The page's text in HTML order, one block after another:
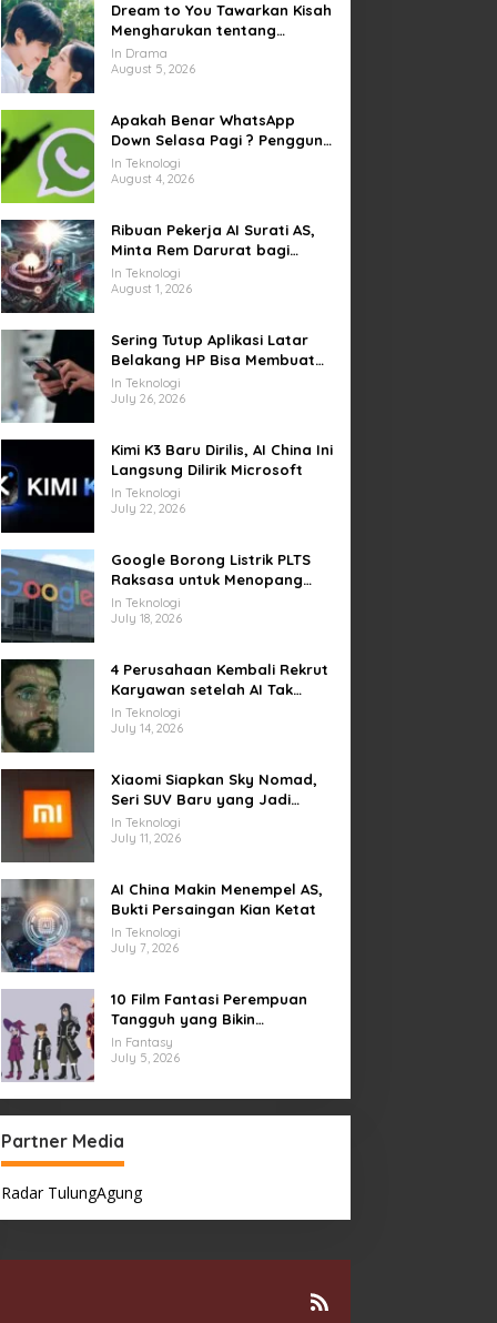
Dream to You Tawarkan Kisah
Mengharukan tentang
Perjuangan Meraih Mimpi
yang Sempat Tertunda
In Drama
August 5, 2026
Apakah Benar WhatsApp
Down Selasa Pagi ? Pengguna
Kesulitan Kirim Gambar dan
Video di Sejumlah Wilayah
In Teknologi
August 4, 2026
Ribuan Pekerja AI Surati AS,
Minta Rem Darurat bagi
Teknologi Canggih
In Teknologi
August 1, 2026
Sering Tutup Aplikasi Latar
Belakang HP Bisa Membuat
Baterai Lebih Boros
In Teknologi
July 26, 2026
Kimi K3 Baru Dirilis, AI China Ini
Langsung Dilirik Microsoft
In Teknologi
July 22, 2026
Google Borong Listrik PLTS
Raksasa untuk Menopang
Pusat Data dan AI
In Teknologi
July 18, 2026
4 Perusahaan Kembali Rekrut
Karyawan setelah AI Tak
Penuhi Harapan
In Teknologi
July 14, 2026
Xiaomi Siapkan Sky Nomad,
Seri SUV Baru yang Jadi
Sorotan Otomotif Dunia
In Teknologi
July 11, 2026
AI China Makin Menempel AS,
Bukti Persaingan Kian Ketat
In Teknologi
July 7, 2026
10 Film Fantasi Perempuan
Tangguh yang Bikin
Terinspirasi, Termasuk Damsel
In Fantasy
July 5, 2026
Partner Media
Radar TulungAgung